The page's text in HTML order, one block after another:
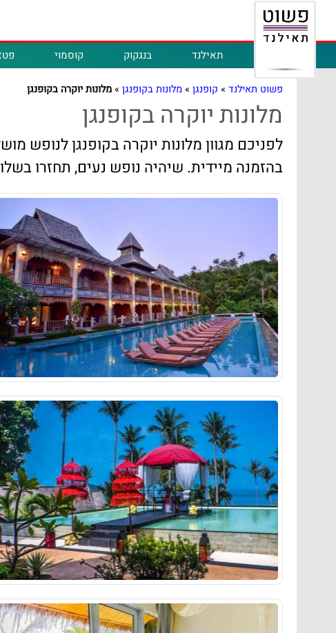
תאילנד בנגקוק קוסמוי
פשוט תאילנד » קופנגן » מלונות בקופנגן »מלונות יוקרה בקופנגן
מלונות יוקרה בקופנגן
לפניכם מגוון מלונות יוקרה בקופנגן לנופש
בהזמנה מיידית. שיהיה נופש נעים, תחזרו